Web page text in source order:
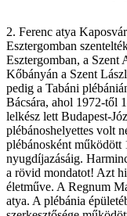
2. Ferenc atya
Esztergomban
Esztergomban, a Szent
Kőbányán a Szent
pedig a Tabáni
Bácsára, ahol 1972-től
lelkész lett Budapest-
plébánoshelyettes volt
plébánosként működött
nyugdíjazásáig.
a rövid mondatot! Azt
életműve. A Regnum
atya. A plébánia